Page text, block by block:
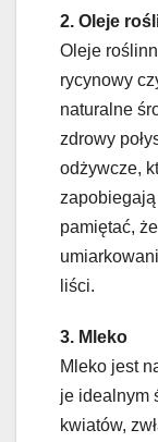
2. Oleje
Oleje
rycynowy
naturalne
zdrowy
odżywcze,
pamiętać,
liści.
3. Mleko
Mleko jest
je idealnym
kwiatów,